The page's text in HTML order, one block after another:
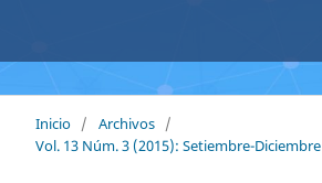
Inicio / Archivos /
Vol. 13 Núm. 3 (2015): Setiembre-Diciembre